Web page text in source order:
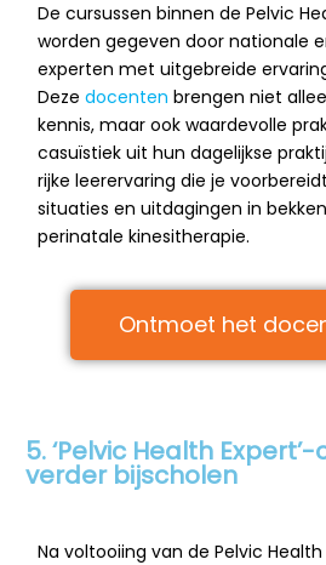
De cursussen binnen de Pelvic
worden gegeven door nationale
experten met uitgebreide
Dezedocenten brengen niet
kennis, maar ook waardevolle
casuïstiek uit hun dagelijkse
rijke leerervaring die je
situaties en uitdagingen in
perinatale kinesitherapie.
Ontmoet het
5. ‘Pelvic Health
verder bijscholen
Na voltooiing van de Pelvic